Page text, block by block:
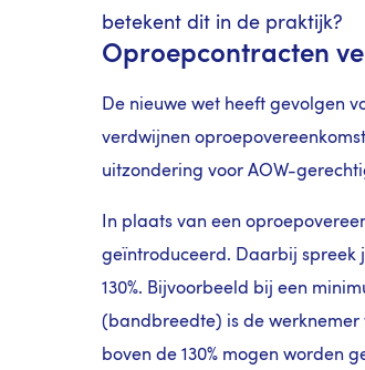
betekent dit in de praktijk?
Oproepcontracten
De nieuwe wet heeft gevolgen
verdwijnen
uitzondering voor AOW-
In plaats van een
geïntroduceerd. Daarbij spreek
130%. Bijvoorbeeld bij een
(bandbreedte) is de
boven de 130% mogen worden